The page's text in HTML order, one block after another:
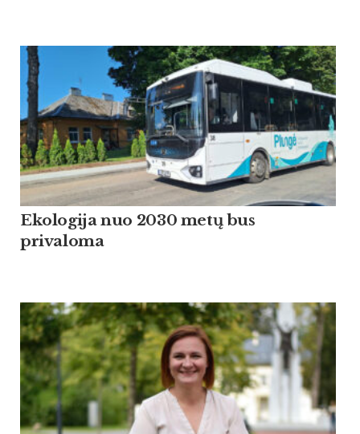
Ekologija nuo 2030 metų bus
privaloma